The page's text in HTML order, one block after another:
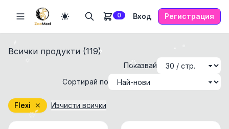
0 Вход Регистрация
Всички продукти (119)
Показвай
Сортирай по
Flexi ✕ Изчисти всички